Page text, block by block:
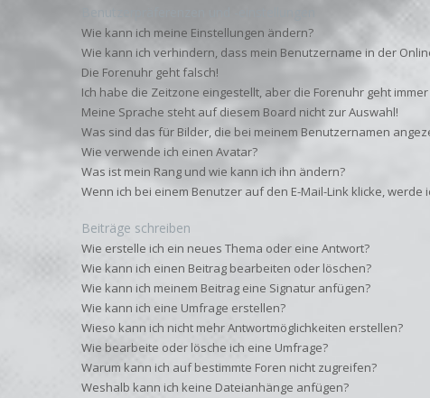
Wie kann ich meine Einstellungen ändern?
Wie kann ich verhindern, dass mein Benutzername in der
Die Forenuhr geht falsch!
Ich habe die Zeitzone eingestellt, aber die Forenuhr geht
Meine Sprache steht auf diesem Board nicht zur Auswahl!
Was sind das für Bilder, die bei meinem Benutzernamen
Wie verwende ich einen Avatar?
Was ist mein Rang und wie kann ich ihn ändern?
Wenn ich bei einem Benutzer auf den E-Mail-Link klicke,
Beiträge schreiben
Wie erstelle ich ein neues Thema oder eine Antwort?
Wie kann ich einen Beitrag bearbeiten oder löschen?
Wie kann ich meinem Beitrag eine Signatur anfügen?
Wie kann ich eine Umfrage erstellen?
Wieso kann ich nicht mehr Antwortmöglichkeiten erstellen?
Wie bearbeite oder lösche ich eine Umfrage?
Warum kann ich auf bestimmte Foren nicht zugreifen?
Weshalb kann ich keine Dateianhänge anfügen?